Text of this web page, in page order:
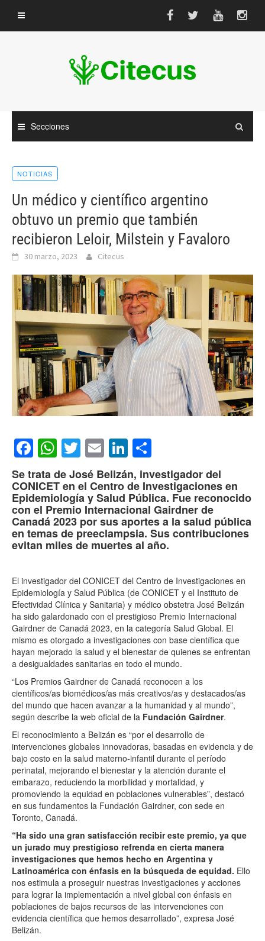
contenido
Secciones
NOTICIAS
Un médico y científico argentino
obtuvo un premio que también
recibieron Leloir, Milstein y Favaloro
30 marzo, 2023 Citecus
Facebook
WhatsApp
Twitter
EmailLinkedIn
Se trata de José Belizán, investigador del
CONICET en el Centro de Investigaciones en
Epidemiología y Salud Pública. Fue reconocido
con el Premio Internacional Gairdner de
Canadá 2023 por sus aportes a la salud pública
en temas de preeclampsia. Sus contribuciones
evitan miles de muertes al año.
El investigador del CONICET del Centro de Investigaciones en
Epidemiología y Salud Pública (de CONICET y el Instituto de
Efectividad Clínica y Sanitaria) y médico obstetra José Belizán
ha sido galardonado con el prestigioso Premio Internacional
Gairdner de Canadá 2023, en la categoría Salud Global. El
mismo es otorgado a investigaciones con base científica que
hayan mejorado la salud y el bienestar de quienes se enfrentan
a desigualdades sanitarias en todo el mundo.
“Los Premios Gairdner de Canadá reconocen a los
científicos/as biomédicos/as más creativos/as y destacados/as
del mundo que hacen avanzar a la humanidad y al mundo”,
según describe la web oficial de la Fundación Gairdner.
El reconocimiento a Belizán es “por el desarrollo de
intervenciones globales innovadoras, basadas en evidencia y de
bajo costo en la salud materno-infantil durante el período
perinatal, mejorando el bienestar y la atención durante el
embarazo, reduciendo la morbilidad y mortalidad, y
promoviendo la equidad en poblaciones vulnerables”, destacó
en sus fundamentos la Fundación Gairdner, con sede en
Toronto, Canadá.
“Ha sido una gran satisfacción recibir este premio, ya que
un jurado muy prestigioso refrenda en cierta manera
investigaciones que hemos hecho en Argentina y
Latinoamérica con énfasis en la búsqueda de equidad. Ello
nos estimula a proseguir nuestras investigaciones y acciones
para lograr la implementación a nivel global con énfasis en
poblaciones de bajos recursos de las intervenciones con
evidencia científica que hemos desarrollado”, expresa José
Belizán.